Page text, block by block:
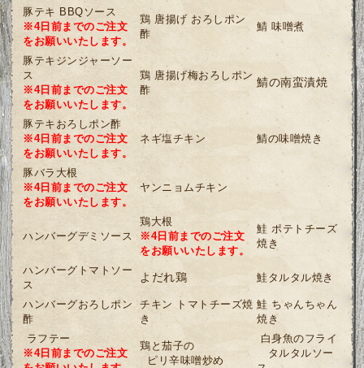
豚テキ BBQソース
※4日前までのご注文
をお願いいたします。
鶏 唐揚げ おろしポン
酢
鯖 味噌煮
豚テキ ジンジャーソー
ス
※4日前までのご注文
をお願いいたします。
鶏 唐揚げ梅おろしポン
酢
鯖の南蛮漬焼
豚テキ おろしポン酢
※4日前までのご注文
をお願いいたします。
ネギ塩チキン 鯖の味噌焼き
豚バラ大根
※4日前までのご注文
をお願いいたします。
ヤンニョムチキン
ハンバーグデミソース
鶏大根
※4日前までのご注文
をお願いいたします。
鮭 ポテトチーズ
焼き
ハンバーグ トマトソー
ス
よだれ鶏 鮭タルタル焼き
ハンバーグおろしポン
酢
チキン トマトチーズ焼
き
鮭 ちゃんちゃん
焼き
ラフテー
※4日前までのご注文
鶏と茄子の
ピリ辛味噌炒め
白身魚のフライ
タルタルソー